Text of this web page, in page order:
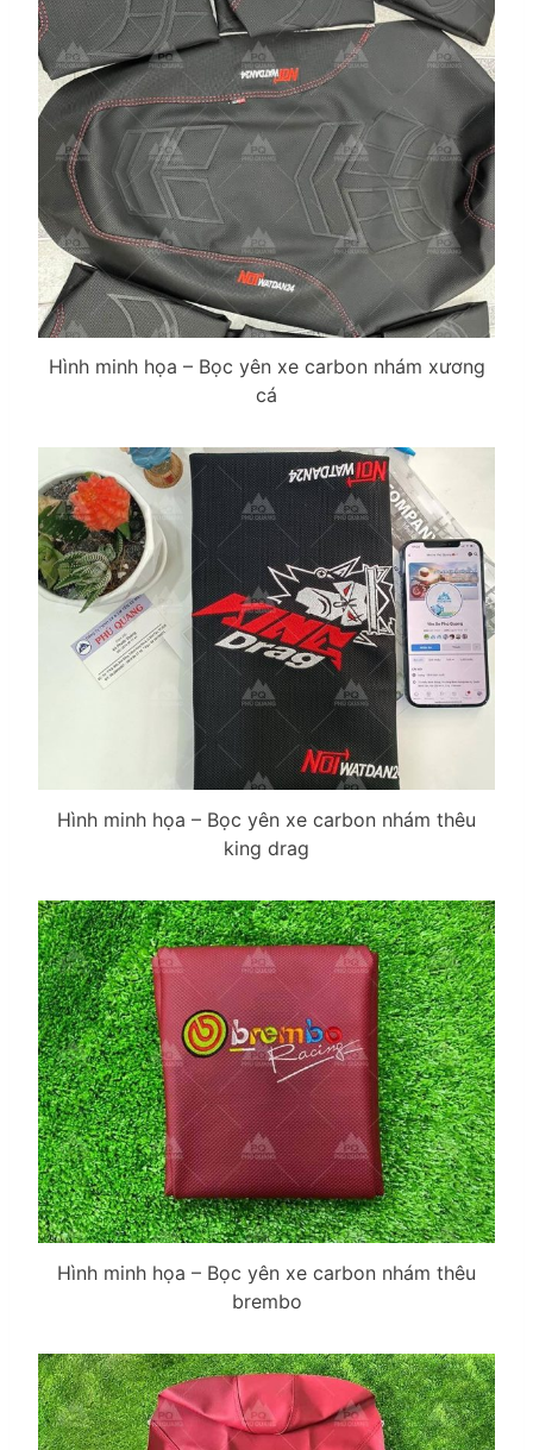
Hình minh họa – Bọc yên xe carbon nhám xương
cá
Hình minh họa – Bọc yên xe carbon nhám thêu
king drag
Hình minh họa – Bọc yên xe carbon nhám thêu
brembo